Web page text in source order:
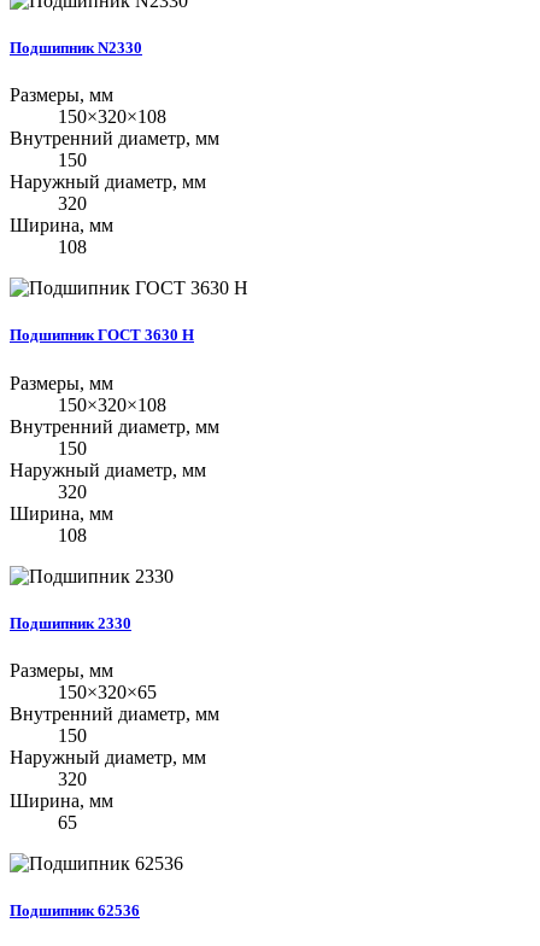
Подшипник N2330
Размеры, мм
150×320×108
Внутренний диаметр, мм
150
Наружный диаметр, мм
320
Ширина, мм
108
Подшипник ГОСТ 3630 Н
Размеры, мм
150×320×108
Внутренний диаметр, мм
150
Наружный диаметр, мм
320
Ширина, мм
108
Подшипник 2330
Размеры, мм
150×320×65
Внутренний диаметр, мм
150
Наружный диаметр, мм
320
Ширина, мм
65
Подшипник 62536